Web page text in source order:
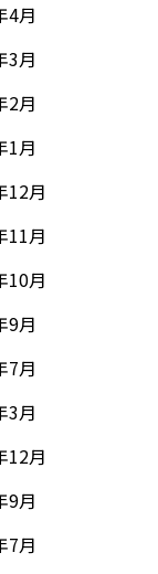
4月
3月
2月
1月
12月
11月
10月
9月
7月
3月
12月
9月
7月